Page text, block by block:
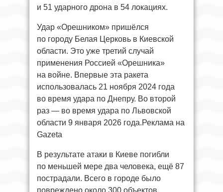
и 51 ударного дрона в 54 локациях.
Удар «Орешником» пришёлся
по городу Белая Церковь в Киевской
области. Это уже третий случай
применения Россией «Орешника»
на войне. Впервые эта ракета
использовалась 21 ноября 2024 года
во время удара по Днепру. Во второй
раз — во время удара по Львовской
области 9 января 2026 года.Реклама на
Gazeta
В результате атаки в Киеве погибли
по меньшей мере два человека, ещё 87
пострадали. Всего в городе было
повреждено около 300 объектов,